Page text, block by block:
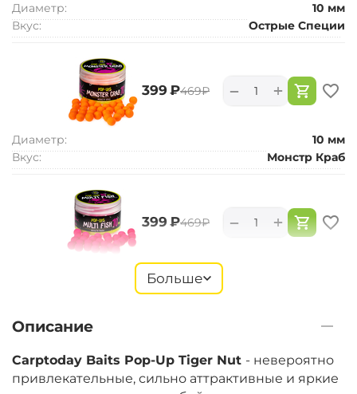
Диаметр:
10 мм
Вкус:
Острые Специи
‍399‍ ₽‍469‍₽ +
−
Диаметр:
10 мм
Вкус:
Монстр Краб
‍399‍ ₽‍469‍₽ +
−
‍399‍ ₽‍469‍ ₽ +
−
Больше
Описание
Carptoday Baits Pop-Up Tiger Nut - невероятно
привлекательные, сильно аттрактивные и яркие